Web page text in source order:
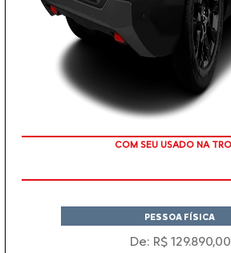
TAXA ZERO
PESSOA FÍSICA
De: R$ 129.890,00